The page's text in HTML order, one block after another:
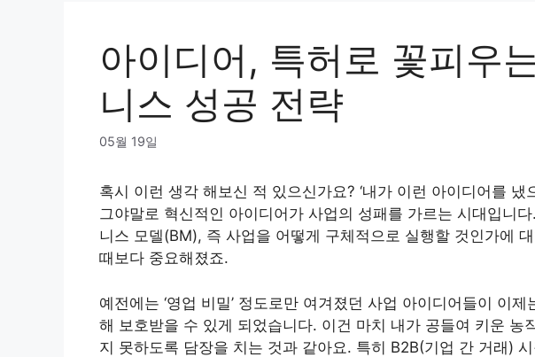
아이디어, 특허로 꽃피우
니스 성공 전략
05월 19일
혹시 이런 생각 해보신 적 있으신가요? ‘내가 이런 아이디어를 냈
그야말로 혁신적인 아이디어가 사업의 성패를 가르는 시대입니
니스 모델(BM), 즉 사업을 어떻게 구체적으로 실행할 것인가에
때보다 중요해졌죠.
예전에는 ‘영업 비밀’ 정도로만 여겨졌던 사업 아이디어들이 이
해 보호받을 수 있게 되었습니다. 이건 마치 내가 공들여 키운 농
지 못하도록 담장을 치는 것과 같아요. 특히 B2B(기업 간 거래)